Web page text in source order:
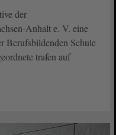
der
Anhalt e. V. eine
Berufsbildenden Schule
trafen auf